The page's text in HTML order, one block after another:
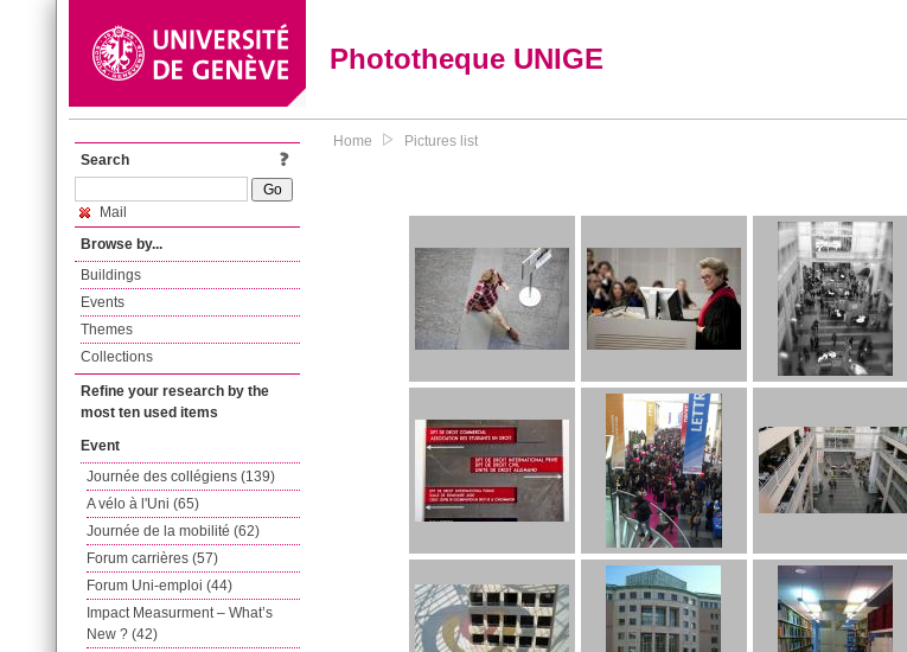
Phototheque UNIGE
Search
Mail
Browse by...
Buildings
Events
Themes
Collections
Refine your research by the
most ten used items
Event
Journée des collégiens (139)
A vélo à l'Uni (65)
Journée de la mobilité (62)
Forum carrières (57)
Forum Uni-emploi (44)
Impact Measurment – What’s
New ? (42)
Home Pictures list